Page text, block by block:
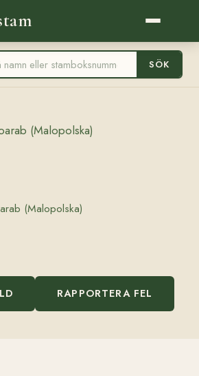
SÖK
(Malopolska)
(Malopolska)
RAPPORTERA FEL